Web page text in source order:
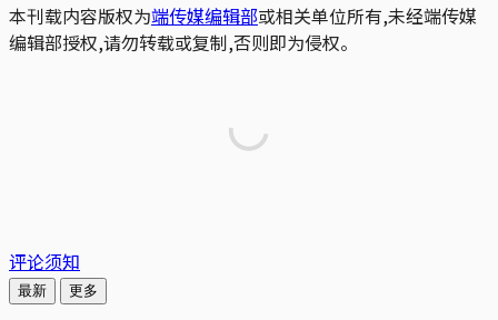
本刊载内容版权为端传媒编辑部或相关单位所有,未经端传媒
编辑部授权,请勿转载或复制,否则即为侵权。
评论须知
最新 更多